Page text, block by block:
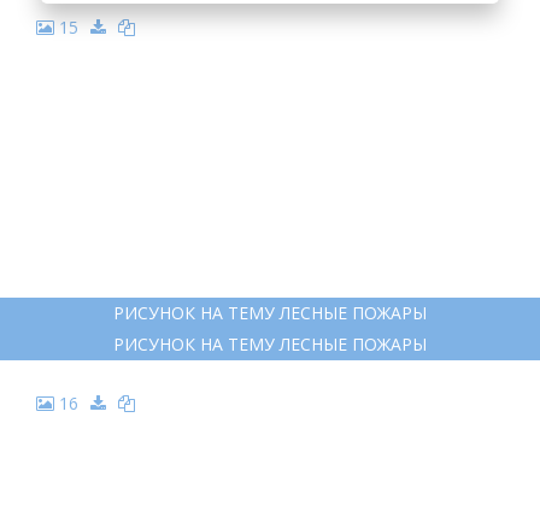
15
РИСУНОК НА ТЕМУ ЛЕСНЫЕ ПОЖАРЫ
РИСУНОК НА ТЕМУ ЛЕСНЫЕ ПОЖАРЫ
16